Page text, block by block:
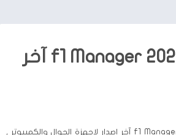
تنزيل لعبة f1 Manager 2022 آخر
يمكنكم تنزيل لعبة f1 Manager 2022 آخر اصدار لاجهزة الجوال والكمبيوتر ,